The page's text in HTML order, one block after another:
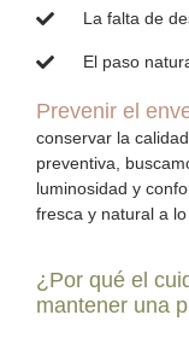
La falta de
El paso
Prevenir el
conservar la
preventiva,
luminosidad y
fresca y natural a
¿Por qué el
mantener una